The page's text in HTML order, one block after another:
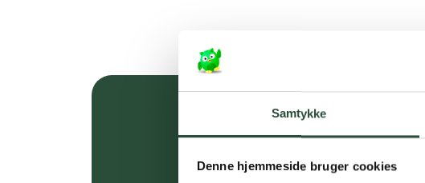
Samtykke
Denne hjemmeside bruger cookies